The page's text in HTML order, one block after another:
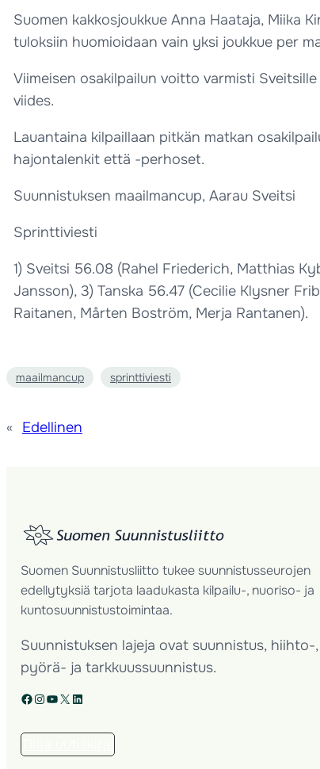
Suomen kakkosjoukkue Anna Haataja, Miika
tuloksiin huomioidaan vain yksi joukkue per
Viimeisen osakilpailun voitto varmisti
viides.
Lauantaina kilpaillaan pitkän matkan
hajontalenkit että -perhoset.
Suunnistuksen maailmancup, Aarau Sveitsi
Sprinttiviesti
1) Sveitsi 56.08 (Rahel Friederich, Matthias
Jansson), 3) Tanska 56.47 (Cecilie Klysner
Raitanen, Mårten Boström, Merja Rantanen).
maailmancup sprinttiviesti
« Edellinen
Suomen Suunnistusliitto tukee suunnistusseurojen
edellytyksiä tarjota laadukasta kilpailu-, nuoriso- ja
kuntosuunnistustoimintaa.
Suunnistuksen lajeja ovat suunnistus, hiihto-,
pyörä- ja tarkkuussuunnistus.
Facebook Instagram YouTube X LinkedIn